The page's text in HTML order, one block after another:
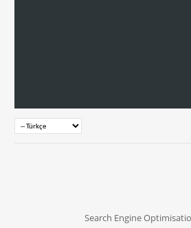
Search Engine